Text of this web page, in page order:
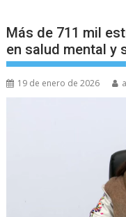
Más de 711 mil
en salud mental y
19 de enero de 2026